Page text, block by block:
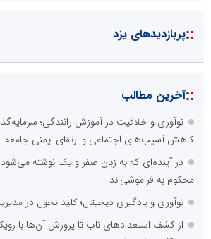
::پربازدیدهای یزد
::آخرین مطالب
نوآوری و خلاقیت در آموزش رانندگی؛
کاهش آسیب‌های اجتماعی و ارتقای ایمنی جامعه
در آینده‌ای که به زبان صفر و یک نوشته
محکوم به فراموشی‌اند
نوآوری و یادگیری دیجیتال؛ کلید تحول در
از کشف استعدادهای ناب تا پرورش آن‌ها با